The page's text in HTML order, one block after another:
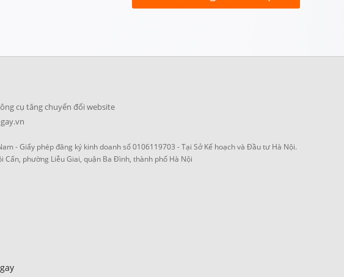
cụ tăng chuyển đổi website
- Giấy phép đăng ký kinh doanh số 0106119703 - Tại Sở Kế hoạch và Đầu tư Hà Nội.
phường Liễu Giai, quận Ba Đình, thành phố Hà Nội